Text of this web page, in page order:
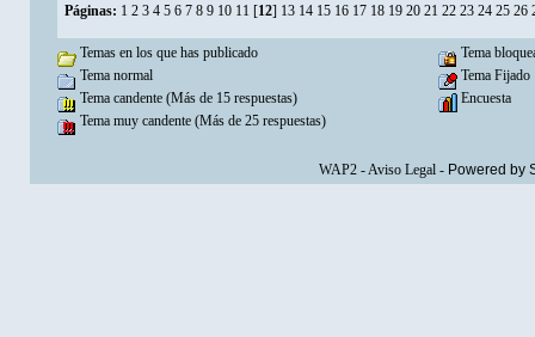
Páginas: 1 2 3 4 5 6 7 8 9 10 11 [12] 13 14 15 16 17 18 19 20 21 22 23 24 25 26
Temas en los que has publicado
Tema normal
Tema candente (Más de 15 respuestas)
Tema muy candente (Más de 25 respuestas)
Tema
Tema Fijado
Encuesta
WAP2-Aviso Legal- Powered by